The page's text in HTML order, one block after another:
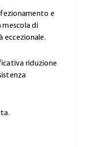
e
di
eccezionale.
riduzione